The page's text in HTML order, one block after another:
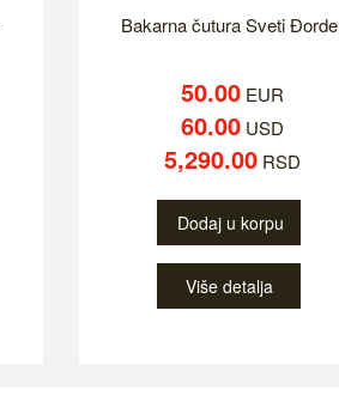
Bakarna čutura Sveti Đorde
50.00EUR
60.00USD
5,290.00RSD
Dodaj u korpu
Više detalja